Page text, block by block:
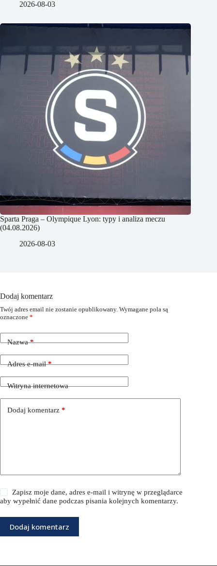
2026-08-03
Sparta Praga – Olympique Lyon: typy i analiza meczu
(04.08.2026)
2026-08-03
Dodaj komentarz
Twój adres email nie zostanie opublikowany. Wymagane pola są
oznaczone *
Nazwa*
Adres e-mail*
Witryna internetowa
Dodaj komentarz *
Zapisz moje dane, adres e-mail i witrynę w przeglądarce
aby wypełnić dane podczas pisania kolejnych komentarzy.
Dodaj komentarz